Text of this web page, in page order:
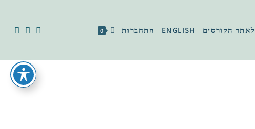
לאתר הקורסים ENGLISH התחברות 0